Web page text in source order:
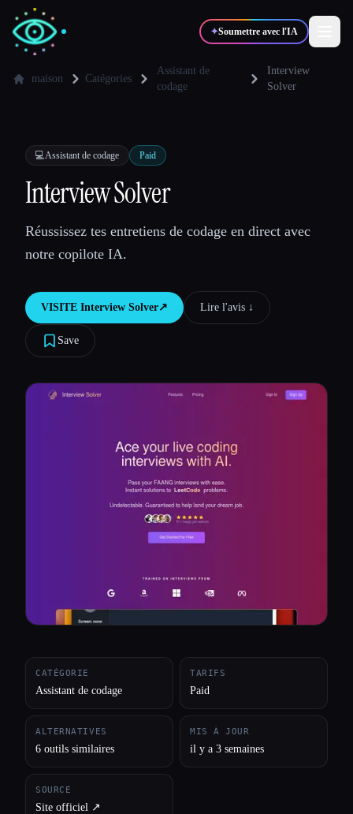
✦Soumettre avec l'IA
💻Développeurs
🎓 Étudiants 🎬
Blog
Comparer les outils
Toutes les catégories
maison Catégories
Assistant de
codage
Interview
Solver
💻Assistant de codage Paid
Interview Solver
Réussissez tes entretiens de codage en direct avec
notre copilote IA.
VISITE Interview Solver↗︎ Lire l'avis ↓︎
Save
CATÉGORIE
Assistant de codage
TARIFS
Paid
ALTERNATIVES
6 outils similaires
MIS À JOUR
il y a 3 semaines
SOURCE
Site officiel ↗︎